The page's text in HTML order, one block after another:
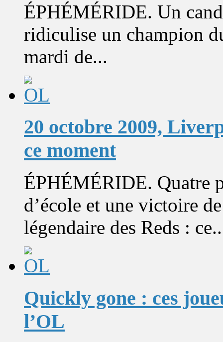
ÉPHÉMÉRIDE. Un
ridiculise un champion
mardi de...
20 octobre 2009,
ce moment
ÉPHÉMÉRIDE. Quatre
d’école et une victoire
légendaire des Reds :
Quickly gone : ces
l’OL